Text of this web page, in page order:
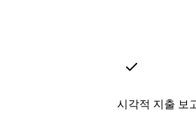
시각적 지출 보